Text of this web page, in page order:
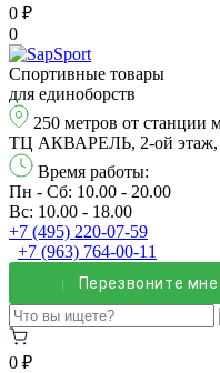
0 ₽
0
Спортивные товары
для единоборств
250 метров от
ТЦ АКВАРЕЛЬ, 2-ой этаж,
Время работы:
Пн - Сб: 10.00 - 20.00
Вс: 10.00 - 18.00
+7 (495) 220-07-59
+7 (963) 764-00-11
Перезвонитe мне
0 ₽